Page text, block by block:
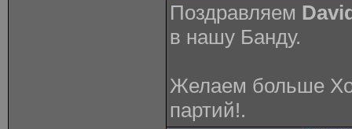
Поздравляем
в нашу Банду.
Желаем больше
партий!.